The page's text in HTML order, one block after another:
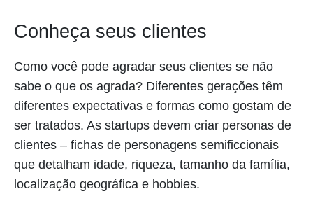
Conheça seus clientes
Como você pode agradar seus clientes se não
sabe o que os agrada? Diferentes gerações têm
diferentes expectativas e formas como gostam de
ser tratados. As startups devem criar personas de
clientes – fichas de personagens semificcionais
que detalham idade, riqueza, tamanho da família,
localização geográfica e hobbies.